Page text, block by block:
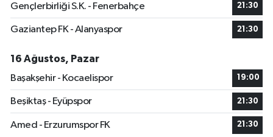
Gençlerbirliği S.K. - Fenerbahçe 21:30
Gaziantep FK - Alanyaspor 21:30
16 Ağustos, Pazar
Başakşehir - Kocaelispor
19:00
Beşiktaş - Eyüpspor 21:30
Amed - Erzurumspor FK 21:30